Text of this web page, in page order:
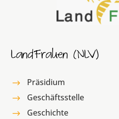
LandFrauen (NLV)
$ Präsidium
$ Geschäftsstelle
$ Geschichte